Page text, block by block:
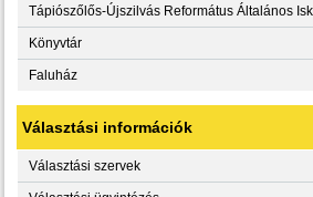
Tápiószőlős-Újszilvás Református Általános
Könyvtár
Faluház
Választási információk
Választási szervek